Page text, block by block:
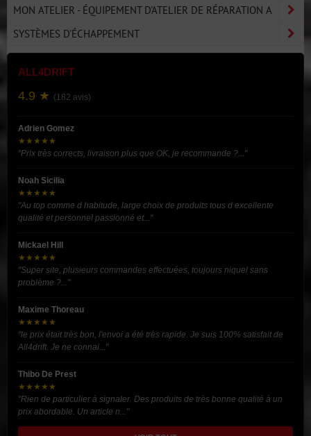
MON ATELIER - ÉQUIPEMENT D'ATELIER DE RÉPARATION A
SYSTÈMES D'ÉCHAPPEMENT
ALL4DRIFT
4.9 ★ (182 avis)
Adrien Gomez
★★★★★
"Prix très corrects, livraison plus que OK, je recommande ?..."
Noah Sicilia
★★★★★
"Au top comme d habitude, large choix de produits tous d excellente
qualité et personnel passionné et..."
Mickael Hill
★★★★★
"Super site, plusieurs commandes effectuées, toujours niquel sans
problème ?..."
Maxime Thoreau
★★★★★
"le prix était très bon, l'envoi a été très rapide. Je suis 100% satisfait de
All4drift. Je ne connai..."
Thibo De Prest
★★★★★
"Rien de particulier à signaler. Des produits de très bonne qualité à un
prix abordable. Un article n..."